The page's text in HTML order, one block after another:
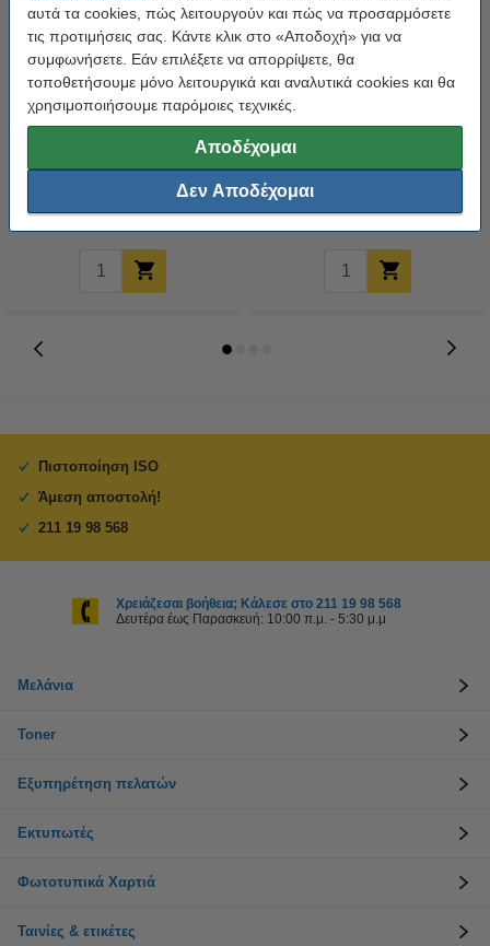
αυτά τα cookies, πώς λειτουργούν και πώς να προσαρμόσετε
τις προτιμήσεις σας. Κάντε κλικ στο «Αποδοχή» για να
συμφωνήσετε. Εάν επιλέξετε να απορρίψετε, θα
τοποθετήσουμε μόνο λειτουργικά και αναλυτικά cookies και θα
χρησιμοποιήσουμε παρόμοιες τεχνικές.
Αποδέχομαι
Δεν Αποδέχομαι
Συμβατό Μελάνι Canon CL-
541XL High Capacity Colour
Συμβατό Μελάνι Canon PG-540L
Πιστοποίηση ISO
Άμεση αποστολή!
211 19 98 568
Χρειάζεσαι βοήθεια; Κάλεσε στο 211 19 98 568
Δευτέρα έως Παρασκευή: 10:00 π.μ. - 5:30 μ.μ
Μελάνια
Toner
Εξυπηρέτηση πελατών
Εκτυπωτές
Φωτοτυπικά Χαρτιά
Ταινίες & ετικέτες